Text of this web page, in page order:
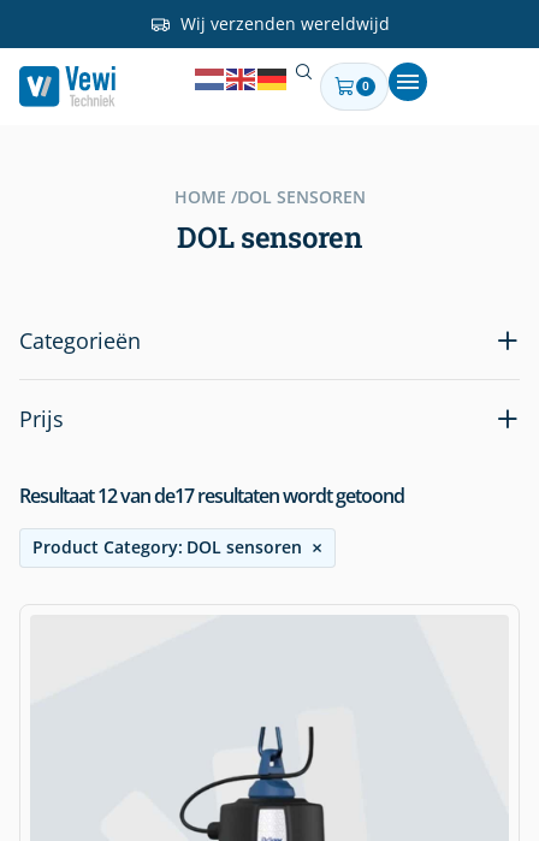
Wij verzenden wereldwijd
0
HOME /DOL SENSOREN
DOL sensoren
Categorieën
Prijs
Resultaat12van de17resultaten wordt getoond
Product Category: DOL sensoren ×